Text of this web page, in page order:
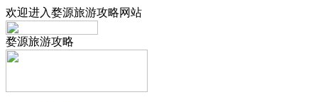
欢迎进入婺源旅游攻略网站
婺源旅游攻略